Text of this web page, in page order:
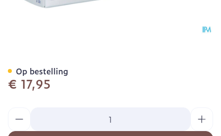
€ 17,95
Op bestelling